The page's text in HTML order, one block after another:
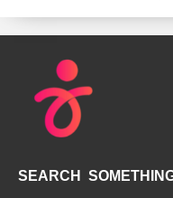
SEARCH